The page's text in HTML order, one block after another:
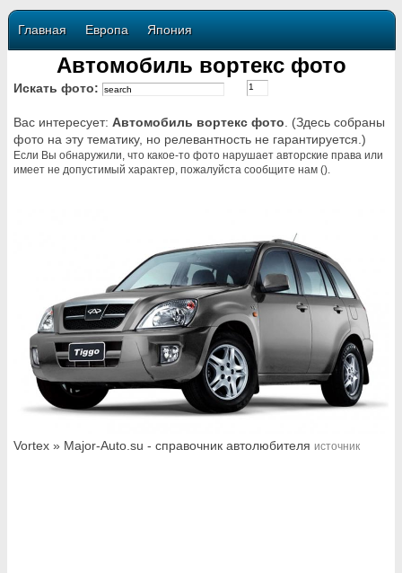
Главная Европа Япония
Автомобиль вортекс фото
Искать фото:
Вас интересует: Автомобиль вортекс фото . (Здесь собраны
фото на эту тематику, но релевантность не гарантируется.)
Если Вы обнаружили, что какое-то фото нарушает авторские права или
имеет не допустимый характер, пожалуйста сообщите нам ().
Vortex » Major-Auto.su - справочник автолюбителя источник